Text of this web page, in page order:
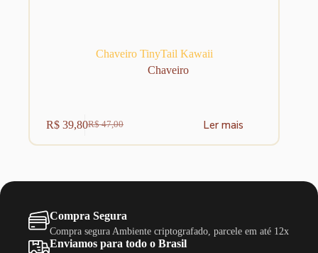
Chaveiro TinyTail Kawaii
Chaveiro
R$47,00
O
preço
R$ 47,00.
R$ 39,80O
preço
R$ 39,80.
Ler mais
Compra Segura
Compra segura Ambiente criptografado, parcele em até 12x
Enviamos para todo o Brasil